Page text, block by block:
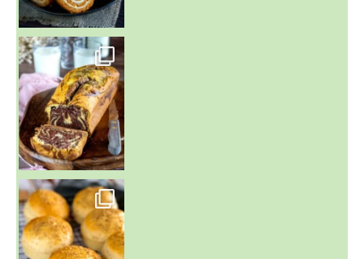
~ BUNS MAISON ~
Un peu de boulange par ici au